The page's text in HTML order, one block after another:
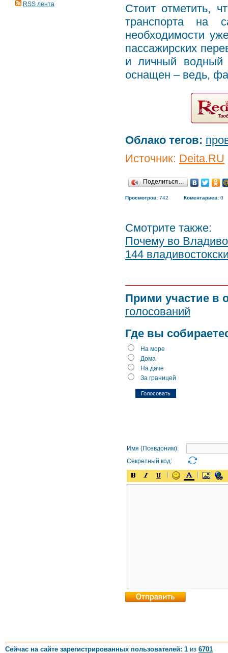
RSS лента
Стоит отметить,
транспорта на
необходимости
пассажирских
и личный водный
оснащен – ведь,
Облако тегов:
Источник: Deita.RU
Поделиться…
Просмотров: 742 Коментариев: 0
Смотрите также:
Почему во
144
Прими участие в
голосований
Где вы
На море
Дома
На даче
За границей
Имя (Псевдоним):
Секретный код:
Сейчас на сайте зарегистрированных пользователей: 1 из 6701